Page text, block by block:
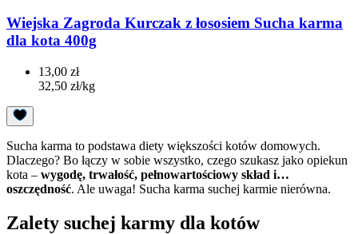
Wiejska Zagroda Kurczak z łososiem Sucha karma
dla kota 400g
13,00 zł
32,50 zł/kg
Sucha karma to podstawa diety większości kotów domowych.
Dlaczego? Bo łączy w sobie wszystko, czego szukasz jako opiekun
kota – wygodę, trwałość, pełnowartościowy skład i…
oszczędność. Ale uwaga! Sucha karma suchej karmie nierówna.
Zalety suchej karmy dla kotów